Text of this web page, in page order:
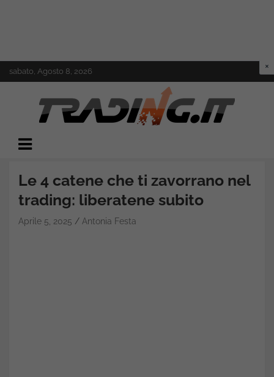
to
sabato, Agosto 8, 2026
Trading.it
Le 4 catene che ti zavorrano nel
trading: liberatene subito
Aprile 5, 2025 Antonia Festa